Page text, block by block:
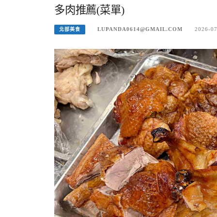
多肉推薦(菜單)
北部美食 LUPANDA0614@GMAIL.COM 2026-